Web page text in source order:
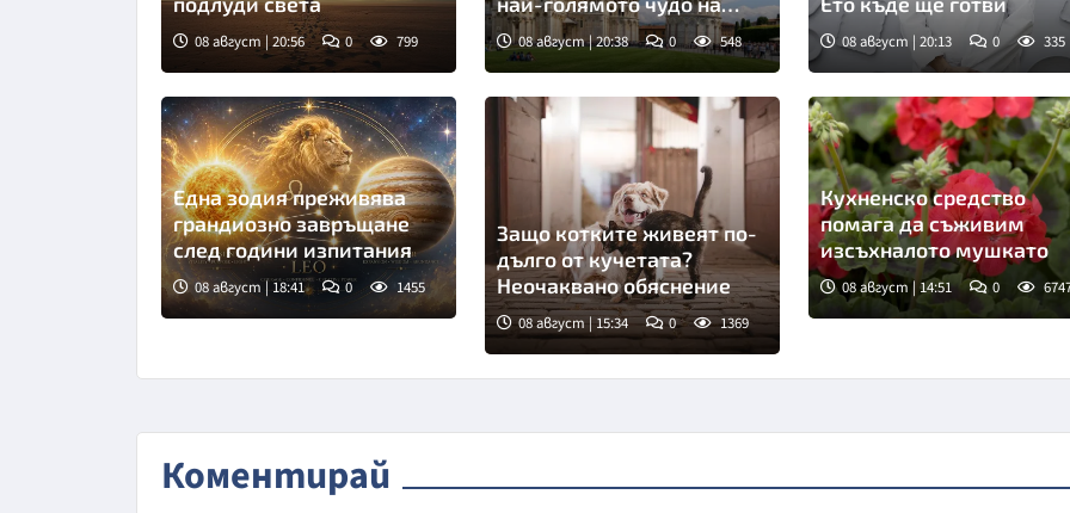
08 август | 20:56 0 799
света
08 август | 20:38 0 548 08 август | 20:13 0 335
Една зодия преживява
грандиозно завръщане
след години изпитания
08 август | 18:41 0 1455
Снимка: Пиксабей
Защо котките живеят по-
дълго от кучетата?
Неочаквано обяснение
08 август | 15:34 0 1369
Кухненско средство
помага да съживим
изсъхналото мушкато
08 август | 14:51 0
Коментирай